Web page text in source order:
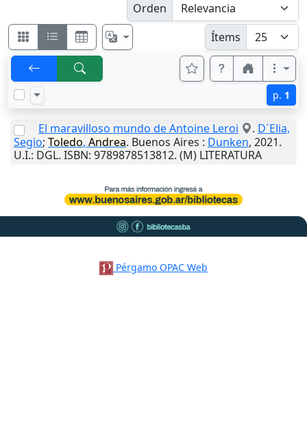
Orden
Ítems
p. 1
El maravilloso mundo de Antoine Leroi . D´Elia,
Segio; Toledo, Andrea. Buenos Aires : Dunken, 2021.
U.I.: DGL. ISBN: 9789878513812. (M) LITERATURA
Pérgamo OPAC Web